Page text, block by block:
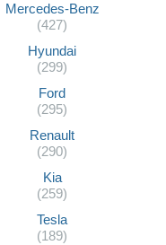
Mercedes-Benz
(427)
Hyundai
(299)
Ford
(295)
Renault
(290)
Kia
(259)
Tesla
(189)